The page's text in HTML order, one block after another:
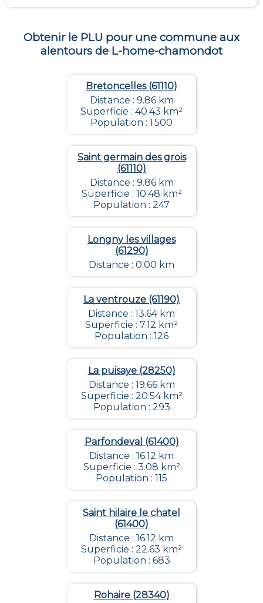
Obtenir le PLU pour une commune aux
alentours de L-home-chamondot
Bretoncelles (61110)
Distance : 9.86 km
Superficie : 40.43 km²
Population : 1 500
Saint germain des grois
(61110)
Distance : 9.86 km
Superficie : 10.48 km²
Population : 247
Longny les villages
(61290)
Distance : 0.00 km
La ventrouze (61190)
Distance : 13.64 km
Superficie : 7.12 km²
Population : 126
La puisaye (28250)
Distance : 19.66 km
Superficie : 20.54 km²
Population : 293
Parfondeval (61400)
Distance : 16.12 km
Superficie : 3.08 km²
Population : 115
Saint hilaire le chatel
(61400)
Distance : 16.12 km
Superficie : 22.63 km²
Population : 683
Rohaire (28340)